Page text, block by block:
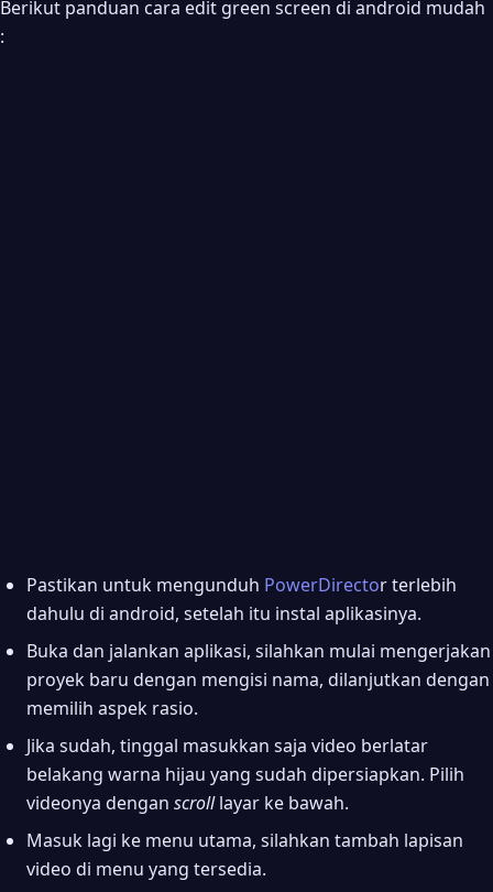
Berikut panduan cara edit green screen di android mudah
:
Pastikan untuk mengunduh PowerDirector terlebih
dahulu di android, setelah itu instal aplikasinya.
Buka dan jalankan aplikasi, silahkan mulai mengerjakan
proyek baru dengan mengisi nama, dilanjutkan dengan
memilih aspek rasio.
Jika sudah, tinggal masukkan saja video berlatar
belakang warna hijau yang sudah dipersiapkan. Pilih
videonya dengan scrolllayar ke bawah.
Masuk lagi ke menu utama, silahkan tambah lapisan
video di menu yang tersedia.